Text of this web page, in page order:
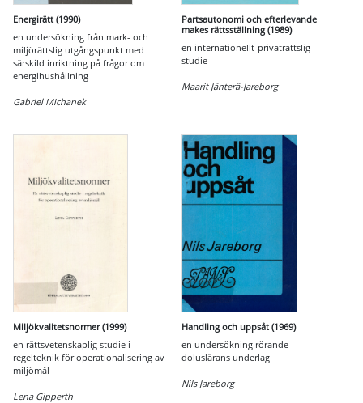
Energirätt (1990)
en undersökning från mark- och
miljörättslig utgångspunkt med
särskild inriktning på frågor om
energihushållning
Gabriel Michanek
Partsautonomi och efterlevande
makes rättsställning (1989)
en internationellt-privaträttslig
studie
Maarit Jänterä-Jareborg
Miljökvalitetsnormer (1999)
en rättsvetenskaplig studie i
regelteknik för operationalisering av
miljömål
Lena Gipperth
Handling och uppsåt (1969)
en undersökning rörande
doluslärans underlag
Nils Jareborg